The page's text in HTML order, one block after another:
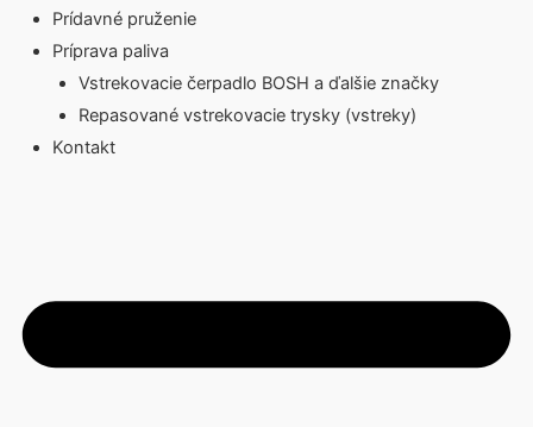
Prídavné pruženie
Príprava paliva
Vstrekovacie čerpadlo BOSH a ďalšie značky
Repasované vstrekovacie trysky (vstreky)
Kontakt